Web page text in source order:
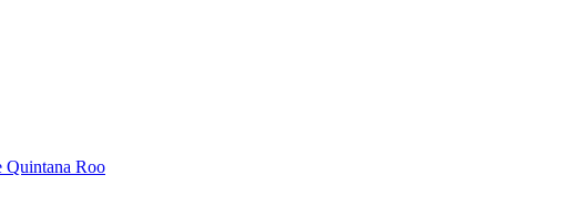
Quintana Roo